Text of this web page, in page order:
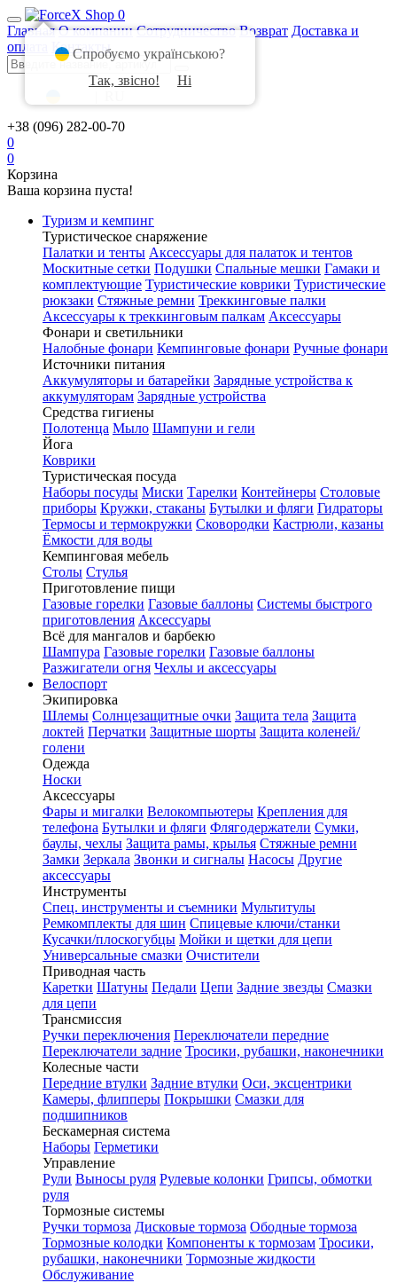
0
Главная О компании Сотрудничество Возврат Доставка и
оплата
Контакты
+38 (096) 282-00-70
0
0
Корзина
Ваша корзина пуста!
Туризм и кемпинг
Туристическое снаряжение
Палатки и тенты Аксессуары для палаток и тентов
Москитные сетки Подушки Спальные мешки Гамаки и
комплектующие Туристические коврики Туристические
рюкзаки Стяжные ремни Треккинговые палки
Аксессуары к треккинговым палкам Аксессуары
Фонари и светильники
Налобные фонари Кемпинговые фонари Ручные фонари
Источники питания
Аккумуляторы и батарейки Зарядные устройства к
аккумуляторам Зарядные устройства
Средства гигиены
Полотенца Мыло Шампуни и гели
Йога
Коврики
Туристическая посуда
Наборы посуды Миски Тарелки Контейнеры Столовые
приборы Кружки, стаканы Бутылки и фляги Гидраторы
Термосы и термокружки Сковородки Кастрюли, казаны
Ёмкости для воды
Кемпинговая мебель
Столы Стулья
Приготовление пищи
Газовые горелки Газовые баллоны Системы быстрого
приготовления Аксессуары
Всё для мангалов и барбекю
Шампура Газовые горелки Газовые баллоны
Разжигатели огня Чехлы и аксессуары
Велоспорт
Экипировка
Шлемы Солнцезащитные очки Защита тела Защита
локтей Перчатки Защитные шорты Защита коленей/
голени
Одежда
Носки
Аксессуары
Фары и мигалки Велокомпьютеры Крепления для
телефона Бутылки и фляги Флягодержатели Сумки,
баулы, чехлы Защита рамы, крылья Стяжные ремни
Замки Зеркала Звонки и сигналы Насосы Другие
аксессуары
Инструменты
Спец. инструменты и съемники Мультитулы
Ремкомплекты для шин Спицевые ключи/станки
Кусачки/плоскогубцы Мойки и щетки для цепи
Универсальные смазки Очистители
Приводная часть
Каретки Шатуны Педали Цепи Задние звезды Смазки
для цепи
Трансмиссия
Ручки переключения Переключатели передние
Переключатели задние Тросики, рубашки, наконечники
Колесные части
Передние втулки Задние втулки Оси, эксцентрики
Камеры, флипперы Покрышки Смазки для
подшипников
Бескамерная система
Наборы Герметики
Управление
Рули Выносы руля Рулевые колонки Грипсы, обмотки
руля
Тормозные системы
Ручки тормоза Дисковые тормоза Ободные тормоза
Тормозные колодки Компоненты к тормозам Тросики,
рубашки, наконечники Тормозные жидкости
Обслуживание
Спробуємо українською?
Так, звісно!
Ні